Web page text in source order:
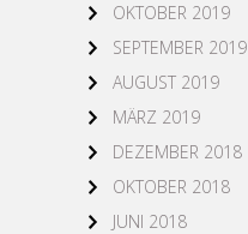
OKTOBER 2019
SEPTEMBER 2019
AUGUST 2019
MÄRZ 2019
DEZEMBER 2018
OKTOBER 2018
JUNI 2018